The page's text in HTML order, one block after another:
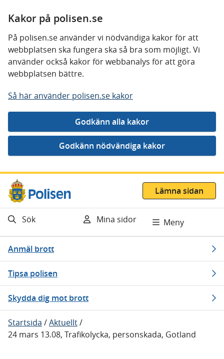
Kakor på polisen.se
På polisen.se använder vi nödvändiga kakor för att
webbplatsen ska fungera ska så bra som möjligt. Vi
använder också kakor för webbanalys för att göra
webbplatsen bättre.
Så här använder polisen.se kakor
Gå direkt till innehåll
Lämna sidan
Sök Mina sidor Meny
Anmäl brott
Tipsa polisen
Skydda dig mot brott
Startsida /Aktuellt/
24 mars 13.08, Trafikolycka, personskada, Gotland